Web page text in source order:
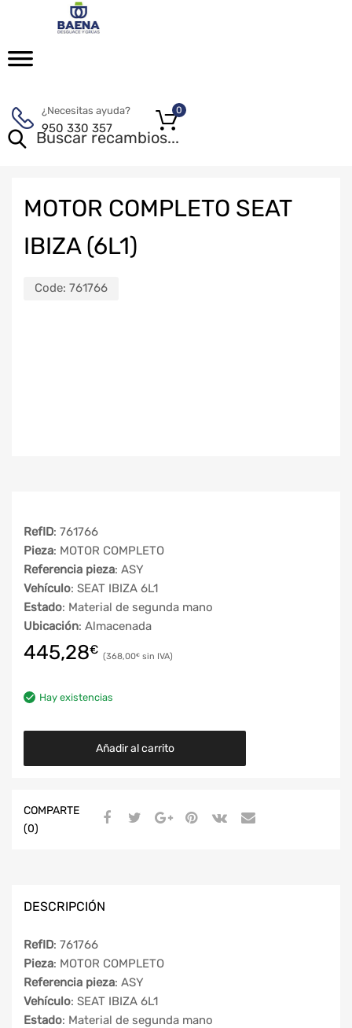
¿Necesitas ayuda?
950 330 357
0
MOTOR COMPLETO SEAT
IBIZA (6L1)
Code: 761766
RefID: 761766
Pieza: MOTOR COMPLETO
Referencia pieza: ASY
Vehículo: SEAT IBIZA 6L1
Estado: Material de segunda mano
Ubicación: Almacenada
445,28€ 368,00€
Hay existencias
Añadir al carrito
COMPARTE
(0)
DESCRIPCIÓN
RefID: 761766
Pieza: MOTOR COMPLETO
Referencia pieza: ASY
Vehículo: SEAT IBIZA 6L1
Estado: Material de segunda mano